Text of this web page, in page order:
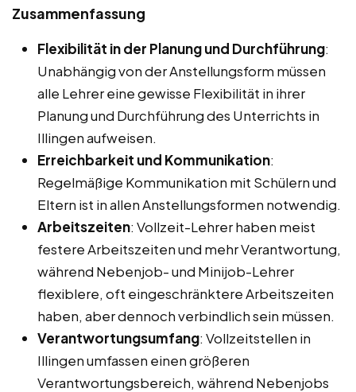
Zusammenfassung
Flexibilität in der Planung und Durchführung:
Unabhängig von der Anstellungsform müssen
alle Lehrer eine gewisse Flexibilität in ihrer
Planung und Durchführung des Unterrichts in
Illingen aufweisen.
Erreichbarkeit und Kommunikation:
Regelmäßige Kommunikation mit Schülern und
Eltern ist in allen Anstellungsformen notwendig.
Arbeitszeiten: Vollzeit-Lehrer haben meist
festere Arbeitszeiten und mehr Verantwortung,
während Nebenjob- und Minijob-Lehrer
flexiblere, oft eingeschränktere Arbeitszeiten
haben, aber dennoch verbindlich sein müssen.
Verantwortungsumfang: Vollzeitstellen in
Illingen umfassen einen größeren
Verantwortungsbereich, während Nebenjobs